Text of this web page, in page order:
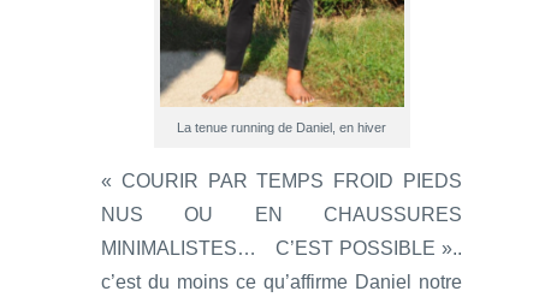
La tenue running de Daniel, en hiver
« COURIR PAR TEMPS FROID PIEDS
NUS OU EN CHAUSSURES
MINIMALISTES… C’EST POSSIBLE »..
c’est du moins ce qu’affirme Daniel notre